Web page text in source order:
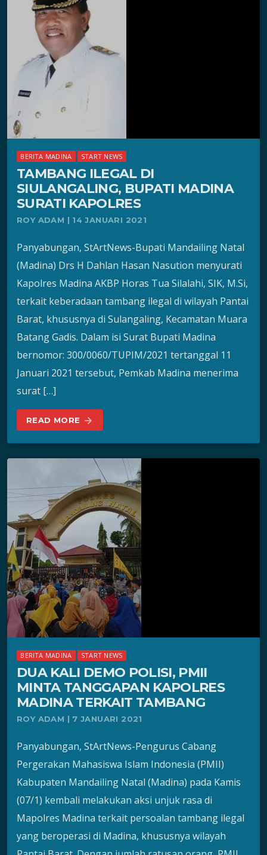
BERITA MADINA START NEWS
TAMBANG ILEGAL DI
SIULANGALING, BUPATI MADINA
SURATI KAPOLRES
ROY ADAM | 14 JANUARI 2021
Panyabungan, StArtNews-Bupati Mandailing Natal
(Madina) Drs H Dahlan Hasan Nasution menyurati
Kapolres Madina AKBP Horas Tua Silalahi, SIK, M.Si,
terkait keberadaan tambang ilegal di wilayah Pantai
Barat, khususnya di Sulangaling, Kecamatan Muara
Batang Gadis. Dalam isi Surat Bupati Madina
bernomor: 300/0060/TUPIM/2021 tertanggal 11
Januari 2021 tersebut, Pemkab Madina menerima
surat […]
READ MORE arrow_forward
BERITA MADINA START NEWS
DUA KALI DEMO POLISI, PMII
MINTA TANGGAPAN KAPOLRES
MADINA TERKAIT TAMBANG
ROY ADAM | 7 JANUARI 2021
Panyabungan, StArtNews-Pengurus Cabang
Pergerakan Mahasiswa Islam Indonesia (PMII)
Kabupaten Mandailing Natal (Madina) pada Kamis
(07/1) kembali melakukan aksi unjuk rasa di
Mapolres Madina terkait persoalan tambang ilegal
yang beroperasi di Madina, khususnya wilayah